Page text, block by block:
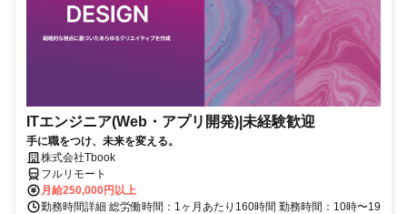
ITエンジニア(Web・アプリ開発)|未経験歓迎
手に職をつけ、未来を変える。
株式会社Tbook
フルリモート
月給250,000円以上
勤務時間詳細 総労働時間：1ヶ月あたり160時間 勤務時間：10時〜19